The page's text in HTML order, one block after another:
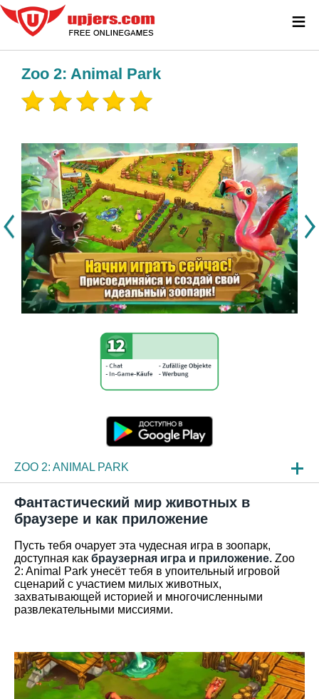
Zoo 2: Animal Park
ZOO 2: ANIMAL PARK
НОВОСТИ
ОБЗОР ИГРЫ
ЧАСТО ЗАДАВАЕМЫЕ ВОПРОСЫ
Фантастический мир животных в
браузере и как приложение
Пусть тебя очарует эта чудесная игра в зоопарк,
доступная как браузерная игра и приложение. Zoo
2: Animal Park унесёт тебя в упоительный игровой
сценарий с участием милых животных,
захватывающей историей и многочисленными
развлекательными миссиями.
≡